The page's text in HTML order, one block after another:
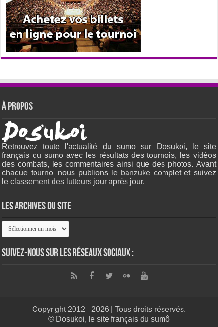
À propos
Retrouvez toute l'actualité du sumo sur Dosukoi, le site
français du sumo avec les résultats des tournois, les vidéos
des combats, les commentaires ainsi que des photos. Avant
chaque tournoi nous publions le banzuke complet et suivez
leclassement des lutteurs jour après jour.
Les archives du site
Les
archives
site
Suivez-nous sur les réseaux sociaux :
Copyright 2012 - 2026 | Tous droits réservés.
© Dosukoi, le site français du sumô